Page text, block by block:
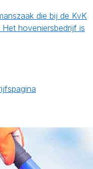
die bij de KvK
Het hoveniersbedrijf is